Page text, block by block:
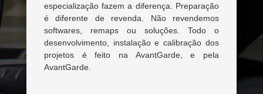
especialização fazem a diferença. Preparação
é diferente de revenda. Não revendemos
softwares, remaps ou soluções. Todo o
desenvolvimento, instalação e calibração dos
projetos é feito na AvantGarde, e pela
AvantGarde.